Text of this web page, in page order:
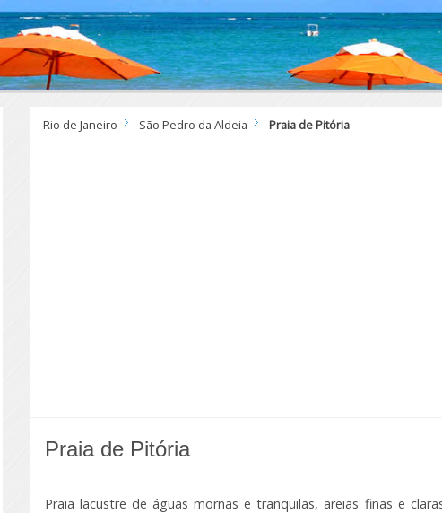
Rio de Janeiro São Pedro da Aldeia Praia de Pitória
Praia de Pitória
Praia lacustre de águas mornas e tranqüilas, areias finas e